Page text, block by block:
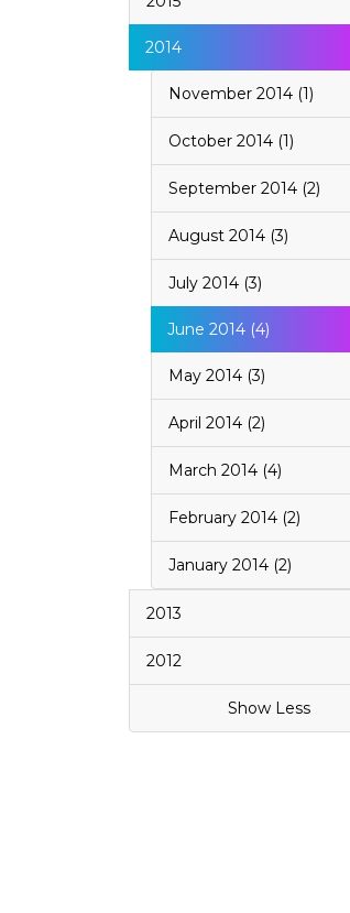
2014
November 2014 (1)
October 2014 (1)
September 2014 (2)
August 2014 (3)
July 2014 (3)
June 2014 (4)
May 2014 (3)
April 2014 (2)
March 2014 (4)
February 2014 (2)
January 2014 (2)
2013
2012
Show Less